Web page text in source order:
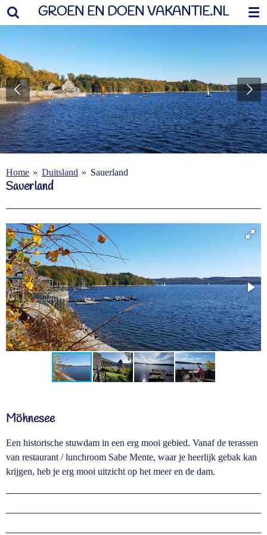
Ga
direct
de
hoofdinhoud
GROEN EN DOEN VAKANTIE.NL
Home » Duitsland » Sauerland
Sauerland
Möhnesee
Een historische stuwdam in een erg mooi gebied. Vanaf de terassen
van restaurant / lunchroom Sabe Mente, waar je heerlijk gebak kan
krijgen, heb je erg mooi uitzicht op het meer en de dam.